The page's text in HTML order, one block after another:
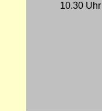
10.30 Uhr